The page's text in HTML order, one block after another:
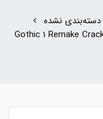
دسته‌بندی نشده
Gothic 1 Remake